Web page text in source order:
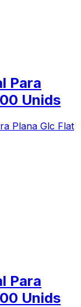
Para
Unids
Para
Unids